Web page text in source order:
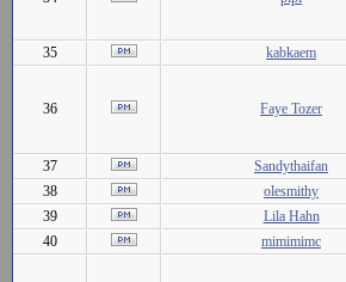
35 kabkaem
36 Faye Tozer
37
Sandythaifan
38
olesmithy
39
Lila Hahn
40
mimimimc